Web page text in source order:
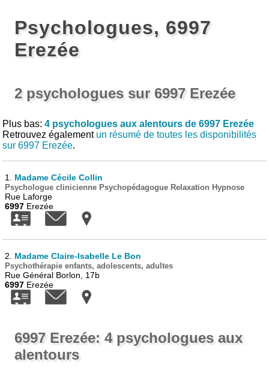
Psychologues, 6997
Erezée
2 psychologues sur 6997 Erezée
Plus bas:4 psychologues aux alentours de 6997 Erezée
Retrouvez également un résumé de toutes les disponibilités
sur 6997 Erezée.
1. Madame Cécile Collin
Psychologue clinicienne Psychopédagogue Relaxation Hypnose
Rue Laforge
6997 Erezée
2. Madame Claire-Isabelle Le Bon
Psychothérapie enfants, adolescents, adultes
Rue Général Borlon, 17b
6997 Erezée
6997 Erezée: 4 psychologues aux
alentours